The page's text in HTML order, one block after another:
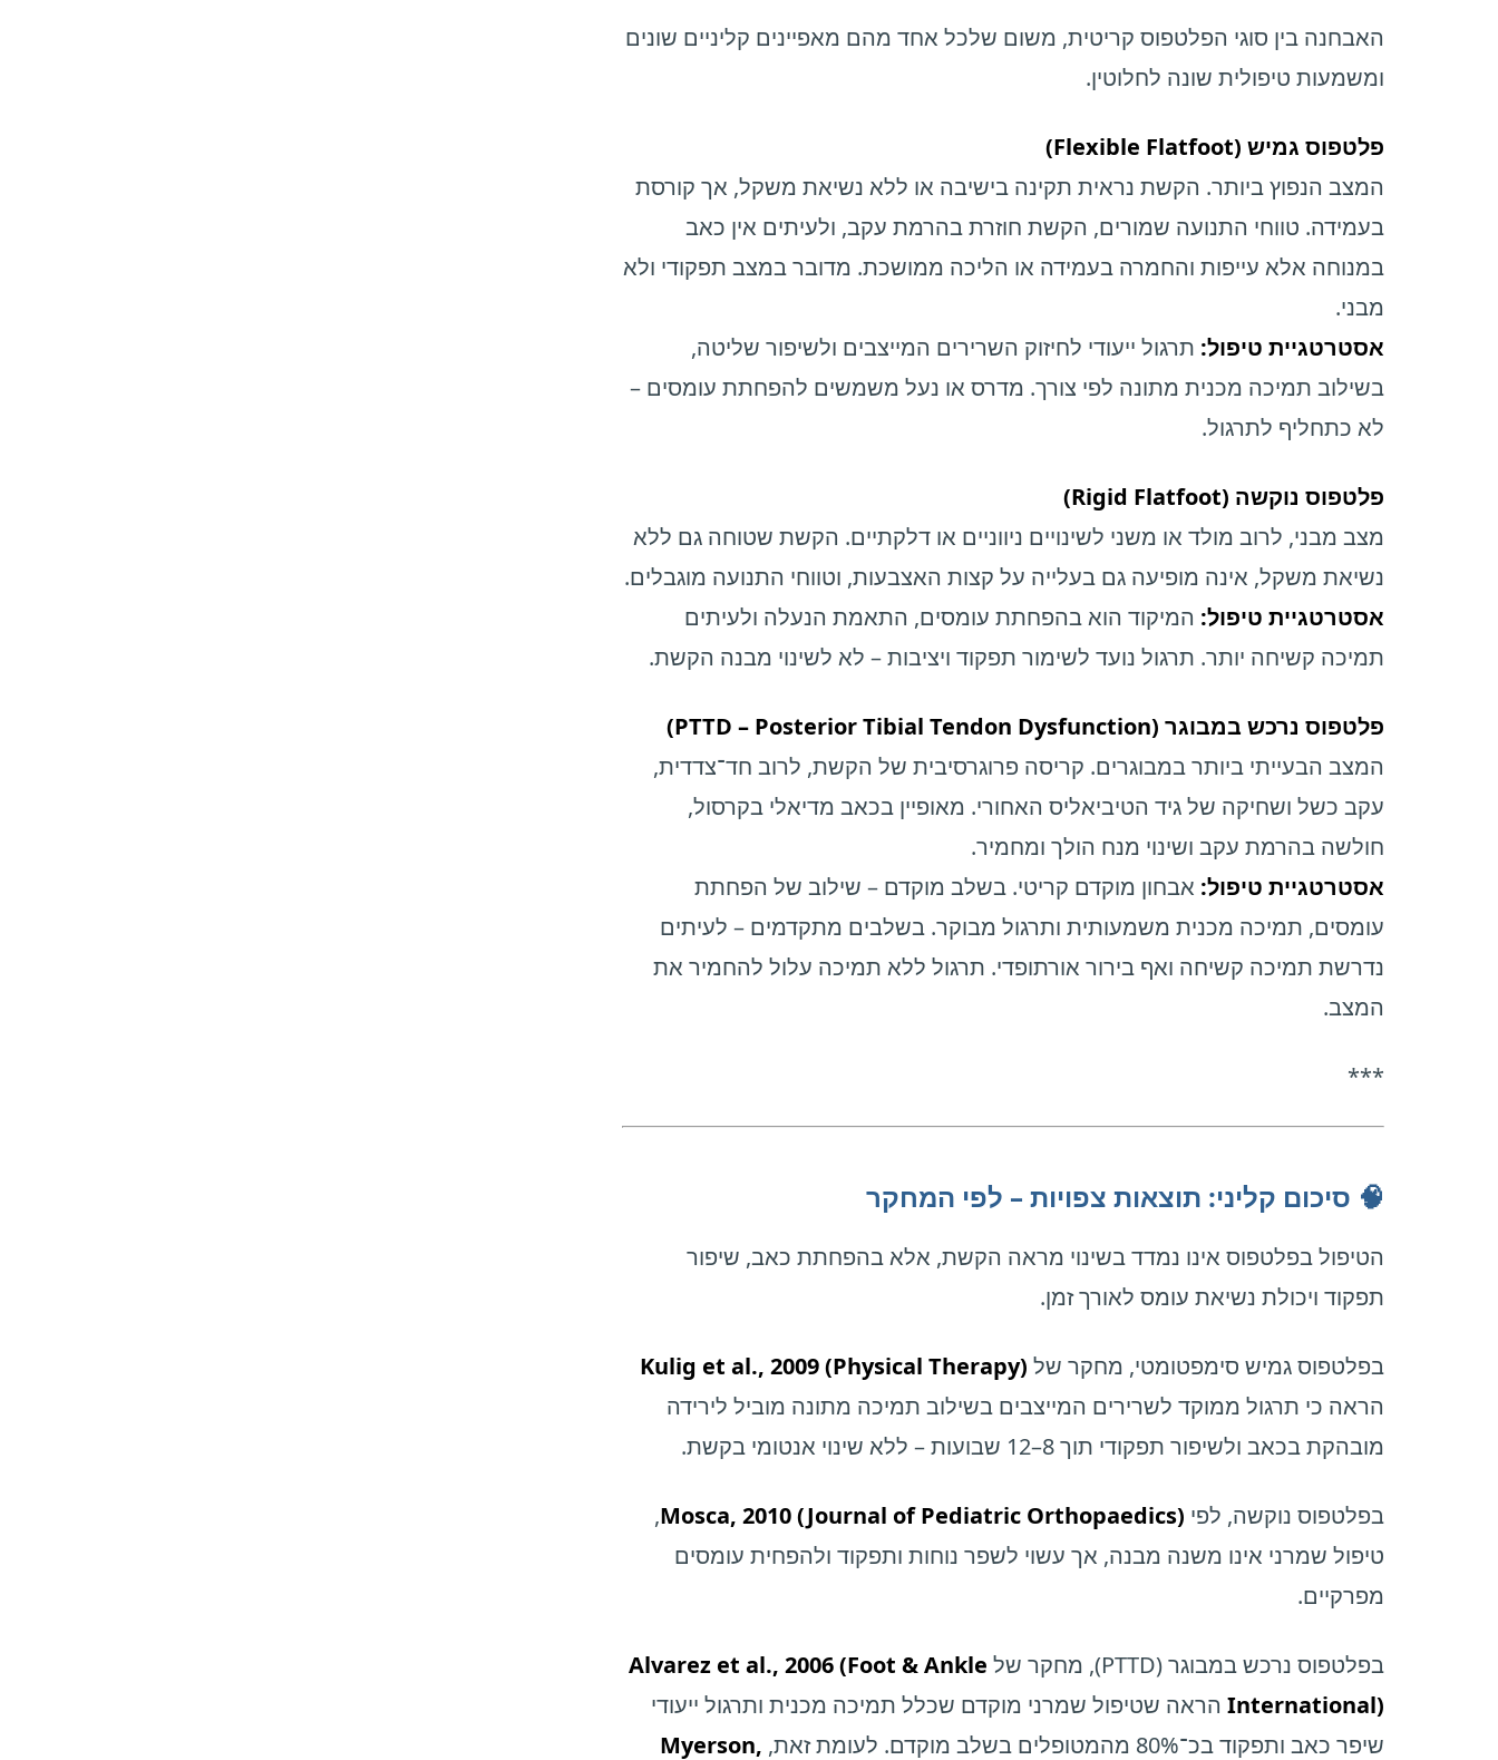
האבחנה בין סוגי הפלטפוס קריטית, משום שלכל אחד מהם מאפיינים קליניים שונים
ומשמעות טיפולית שונה לחלוטין.
פלטפוס גמיש (Flexible Flatfoot)
המצב הנפוץ ביותר. הקשת נראית תקינה בישיבה או ללא נשיאת משקל, אך קורסת
בעמידה. טווחי התנועה שמורים, הקשת חוזרת בהרמת עקב, ולעיתים אין כאב
במנוחה אלא עייפות והחמרה בעמידה או הליכה ממושכת. מדובר במצב תפקודי ולא
מבני.
אסטרטגיית טיפול: תרגול ייעודי לחיזוק השרירים המייצבים ולשיפור שליטה,
בשילוב תמיכה מכנית מתונה לפי צורך. מדרס או נעל משמשים להפחתת עומסים –
לא כתחליף לתרגול.
פלטפוס נוקשה (Rigid Flatfoot)
מצב מבני, לרוב מולד או משני לשינויים ניווניים או דלקתיים. הקשת שטוחה גם ללא
נשיאת משקל, אינה מופיעה גם בעלייה על קצות האצבעות, וטווחי התנועה מוגבלים.
אסטרטגיית טיפול: המיקוד הוא בהפחתת עומסים, התאמת הנעלה ולעיתים
תמיכה קשיחה יותר. תרגול נועד לשימור תפקוד ויציבות – לא לשינוי מבנה הקשת.
פלטפוס נרכש במבוגר (PTTD – Posterior Tibial Tendon Dysfunction)
המצב הבעייתי ביותר במבוגרים. קריסה פרוגרסיבית של הקשת, לרוב חד־צדדית,
עקב כשל ושחיקה של גיד הטיביאליס האחורי. מאופיין בכאב מדיאלי בקרסול,
חולשה בהרמת עקב ושינוי מנח הולך ומחמיר.
אסטרטגיית טיפול: אבחון מוקדם קריטי. בשלב מוקדם – שילוב של הפחתת
עומסים, תמיכה מכנית משמעותית ותרגול מבוקר. בשלבים מתקדמים – לעיתים
נדרשת תמיכה קשיחה ואף בירור אורתופדי. תרגול ללא תמיכה עלול להחמיר את
המצב.
***
🧠 סיכום קליני: תוצאות צפויות – לפי המחקר
הטיפול בפלטפוס אינו נמדד בשינוי מראה הקשת, אלא בהפחתת כאב, שיפור
תפקוד ויכולת נשיאת עומס לאורך זמן.
בפלטפוס גמיש סימפטומטי, מחקר של Kulig et al., 2009 (Physical Therapy)
הראה כי תרגול ממוקד לשרירים המייצבים בשילוב תמיכה מתונה מוביל לירידה
מובהקת בכאב ולשיפור תפקודי תוך 8–12 שבועות – ללא שינוי אנטומי בקשת.
בפלטפוס נוקשה, לפי Mosca, 2010 (Journal of Pediatric Orthopaedics)
,
טיפול שמרני אינו משנה מבנה, אך עשוי לשפר נוחות ותפקוד ולהפחית עומסים
מפרקיים.
בפלטפוס נרכש במבוגר (PTTD), מחקר של
Alvarez et al., 2006 (Foot & Ankle
International) הראה שטיפול שמרני מוקדם שכלל תמיכה מכנית ותרגול ייעודי
שיפר כאב ותפקוד בכ־80% מהמטופלים בשלב מוקדם. לעומת זאת,
Myerson,